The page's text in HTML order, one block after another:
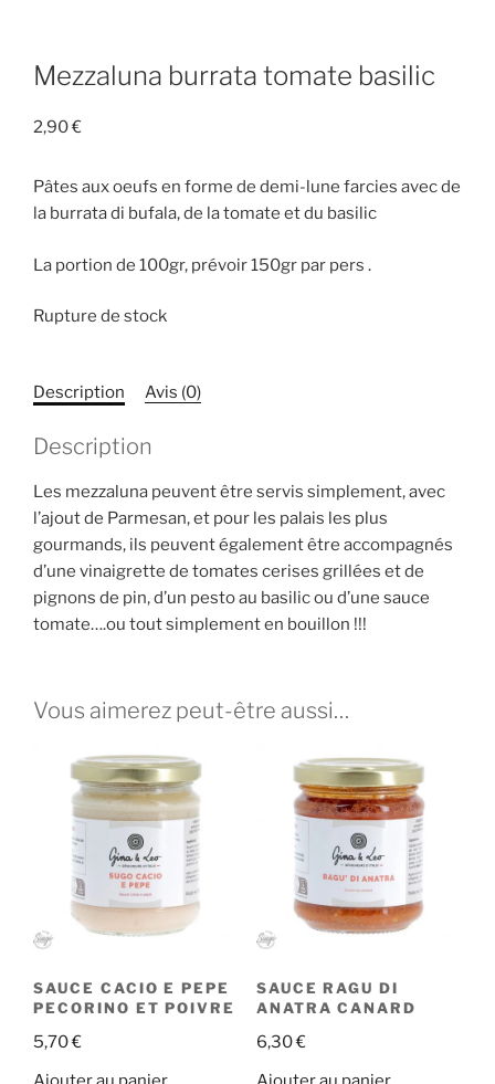
Mezzaluna burrata tomate basilic
2,90€
Pâtes aux oeufs en forme de demi-lune farcies avec de
la burrata di bufala, de la tomate et du basilic
La portion de 100gr, prévoir 150gr par pers .
Rupture de stock
Description Avis (0)
Description
Les mezzaluna peuvent être servis simplement, avec
l’ajout de Parmesan, et pour les palais les plus
gourmands, ils peuvent également être accompagnés
d’une vinaigrette de tomates cerises grillées et de
pignons de pin, d’un pesto au basilic ou d’une sauce
tomate….ou tout simplement en bouillon !!!
Vous aimerez peut-être aussi…
SAUCE CACIO E PEPE
PECORINO ET POIVRE
5,70€
SAUCE RAGU DI
ANATRA CANARD
6,30€